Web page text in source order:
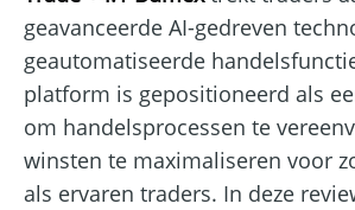
geavanceerde AI-gedreven
geautomatiseerde
platform is gepositioneerd als
om handelsprocessen te
winsten te maximaliseren voor
als ervaren traders. In deze